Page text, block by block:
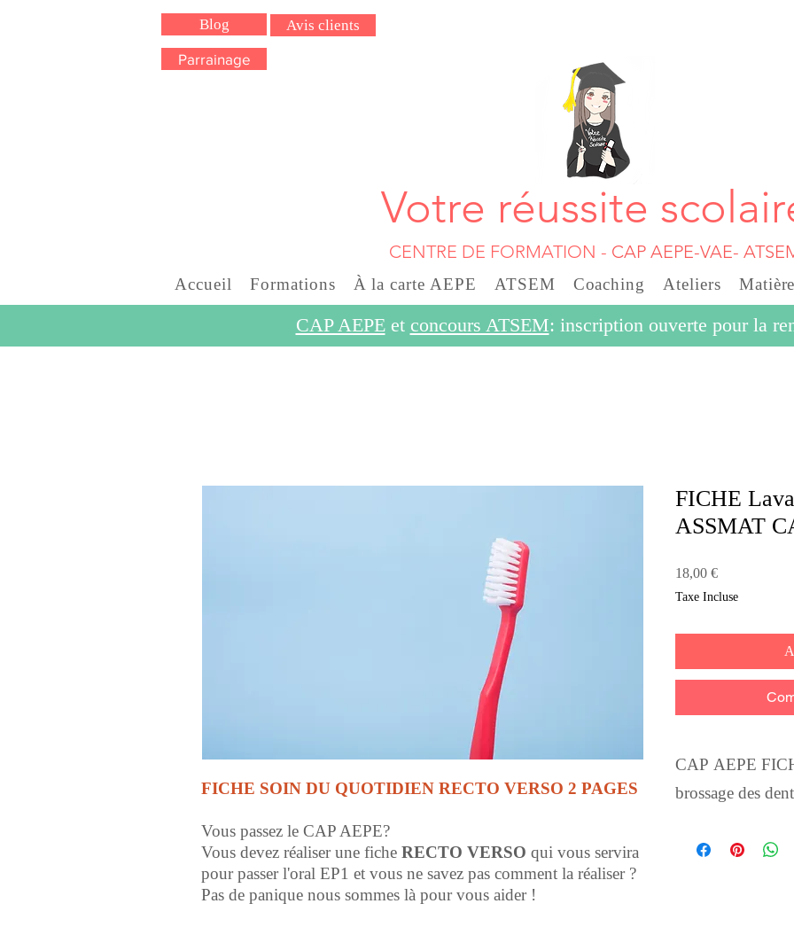
Blog Avis clients
Parrainage
Votre réussite
CENTRE DE FORMATION - CAP AEPE-VAE-
Accueil Formations À la carte AEPE ATSEM Coaching Ateliers
CAP AEPEet concours ATSEM: inscription ouverte pour la
FICHE SOIN DU QUOTIDIEN RECTO VERSO 2 PAGES
Vous passez le CAP AEPE?
Vous devez réaliser une fiche RECTO VERSO qui vous servira
pour passer l'oral EP1 et vous ne savez pas comment la réaliser ?
Pas de panique nous sommes là pour vous aider !
FICHE
ASSMAT
18,00 €Prix
Taxe Incluse
CAP AEPE
brossage des
2 PAGES